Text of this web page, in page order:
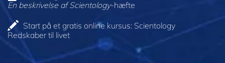
En beskrivelse af Scientology-hæfte
Start på et gratis online kursus: Scientology
Redskaber til livet